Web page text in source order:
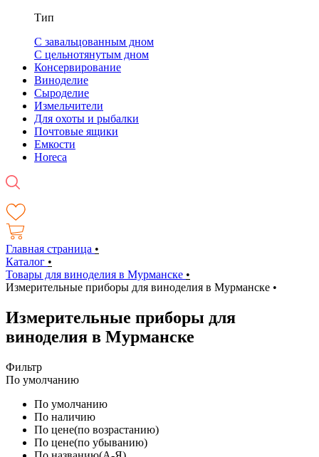
Тип
С завальцованным дном
С цельнотянутым дном
Консервирование
Виноделие
Сыроделие
Измельчители
Для охоты и рыбалки
Почтовые ящики
Емкости
Horeca
Главная страница •
Каталог •
Товары для виноделия в Мурманске •
Измерительные приборы для виноделия в Мурманске •
Измерительные приборы для
виноделия в Мурманске
Фильтр
По умолчанию
По умолчанию
По наличию
По цене(по возрастанию)
По цене(по убыванию)